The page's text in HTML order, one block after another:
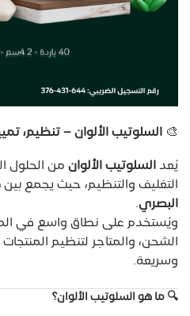
🎨 السلوتيب الألوان – تنظيم،
يُعد السلوتيب الألوان من الحلول
التغليف والتنظيم، حيث يجمع بين
البصري.
ويُستخدم على نطاق واسع في
الشحن، والمتاجر لتنظيم
وسريعة.
🔍 ما هو السلوتيب الألوان؟